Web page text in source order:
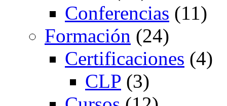
Conferencias (11)
Formación (24)
Certificaciones (4)
CLP (3)